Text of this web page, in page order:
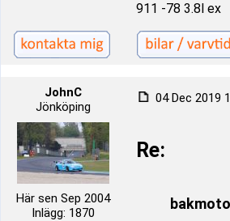
911 -78 3.8l ex
JohnC
Jönköping
Här sen Sep 2004
Inlägg: 1870
04 Dec 2019
Re: